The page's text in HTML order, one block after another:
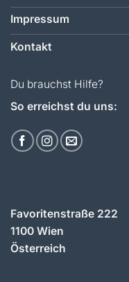
Impressum
Kontakt
Du brauchst Hilfe?
So erreichst du uns:
Favoritenstraße 222
1100 Wien
Österreich